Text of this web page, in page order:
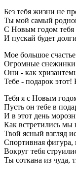
Без тебя жизни не
Ты мой самый
С Новым годом тебя
И пускай будет
Мое большое
Огромные снежинки
Они - как
Тебе - подарок
Тебя я с Новым
Пусть он тебе в
И в этот день
Как встретились мы
Твой ясный взгляд
Спортивная
Вокруг тебя
Ты соткана из чуда,